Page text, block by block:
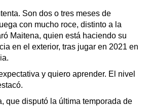
Son dos o tres meses de
con mucho roce, distinto a la
Maitena, quien está haciendo su
en el exterior, tras jugar en 2021 en
y quiero aprender. El nivel
que disputó la última temporada de